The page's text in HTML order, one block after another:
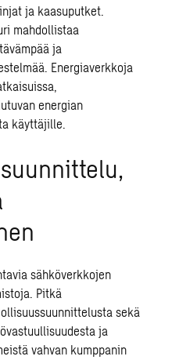
ja kaasuputket.
mahdollistaa
ja
Energiaverkkoja
energian
käyttäjille.
sähköverkkojen
Pitkä
sekä
ja
vahvan kumppanin